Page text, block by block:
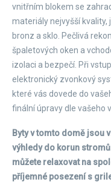
vnitřním blokem se
materiály nejvyšší kvality,
bronz a sklo. Pečlivá
špaletových oken a
izolaci a bezpečí. Při
elektronický zvonkový
které vás dovede do
finální úpravy dle vašeho
Byty v tomto domě jsou
výhledy do korun
můžete relaxovat na
příjemné posezení s